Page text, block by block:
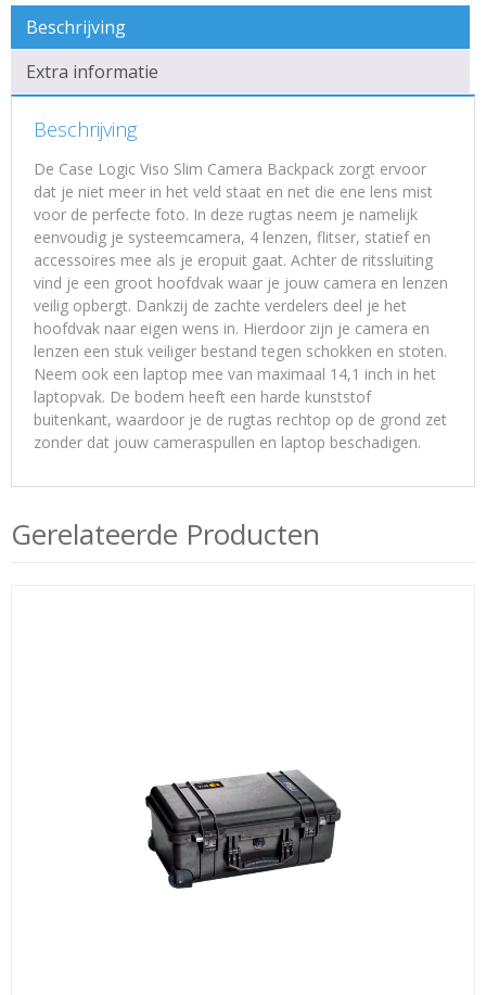
Beschrijving
Extra informatie
Beschrijving
De Case Logic Viso Slim Camera Backpack zorgt ervoor
dat je niet meer in het veld staat en net die ene lens mist
voor de perfecte foto. In deze rugtas neem je namelijk
eenvoudig je systeemcamera, 4 lenzen, flitser, statief en
accessoires mee als je eropuit gaat. Achter de ritssluiting
vind je een groot hoofdvak waar je jouw camera en lenzen
veilig opbergt. Dankzij de zachte verdelers deel je het
hoofdvak naar eigen wens in. Hierdoor zijn je camera en
lenzen een stuk veiliger bestand tegen schokken en stoten.
Neem ook een laptop mee van maximaal 14,1 inch in het
laptopvak. De bodem heeft een harde kunststof
buitenkant, waardoor je de rugtas rechtop op de grond zet
zonder dat jouw cameraspullen en laptop beschadigen.
Gerelateerde Producten